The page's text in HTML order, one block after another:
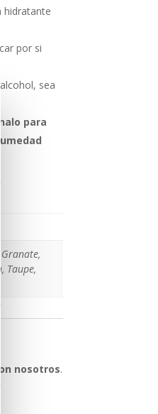
hidratante
por si
sea
para
Taupe,
nosotros.